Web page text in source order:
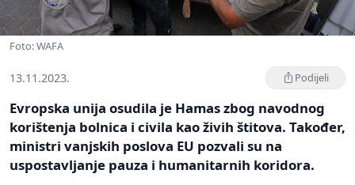
Foto: WAFA
13.11.2023. Podijeli
Evropska unija osudila je Hamas zbog navodnog
korištenja bolnica i civila kao živih štitova. Također,
ministri vanjskih poslova EU pozvali su na
uspostavljanje pauza i humanitarnih koridora.